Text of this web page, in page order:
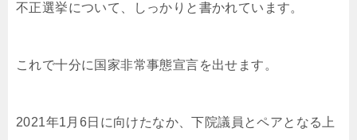
不正選挙について、しっかりと書かれています。
これで十分に国家非常事態宣言を出せます。
2021年1月6日に向けたなか、下院議員とペアとなる上